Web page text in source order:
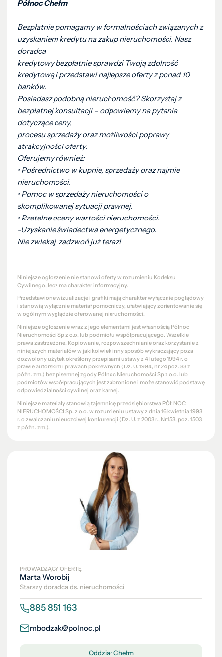
Północ Chełm
Bezpłatnie pomagamy w formalnościach związanych z
uzyskaniem kredytu na zakup nieruchomości. Nasz
doradca
kredytowy bezpłatnie sprawdzi Twoją zdolność
kredytową i przedstawi najlepsze oferty z ponad 10
banków.
Posiadasz podobną nieruchomość? Skorzystaj z
bezpłatnej konsultacji – odpowiemy na pytania
dotyczące ceny,
procesu sprzedaży oraz możliwości poprawy
atrakcyjności oferty.
Oferujemy również:
• Pośrednictwo w kupnie, sprzedaży oraz najmie
nieruchomości.
• Pomoc w sprzedaży nieruchomości o
skomplikowanej sytuacji prawnej.
• Rzetelne oceny wartości nieruchomości.
-Uzyskanie świadectwa energetycznego.
Nie zwlekaj, zadzwoń już teraz!
Niniejsze ogłoszenie nie stanowi oferty w rozumieniu Kodeksu
Cywilnego, lecz ma charakter informacyjny.
Przedstawione wizualizacje i grafiki mają charakter wyłącznie poglądowy
i stanowią wyłącznie materiał pomocniczy, ułatwiający zorientowanie się
w ogólnym wyglądzie oferowanej nieruchomości.
Niniejsze ogłoszenie wraz z jego elementami jest własnością Północ
Nieruchomości Sp z o.o. lub podmiotu współpracującego. Wszelkie
prawa zastrzeżone. Kopiowanie, rozpowszechnianie oraz korzystanie z
niniejszych materiałów w jakikolwiek inny sposób wykraczający poza
dozwolony użytek określony przepisami ustawy z 4 lutego 1994 r. o
prawie autorskim i prawach pokrewnych (Dz. U. 1994, nr 24 poz. 83 z
późn. zm.) bez pisemnej zgody Północ Nieruchomości Sp z o.o. lub
podmiotów współpracujących jest zabronione i może stanowić podstawę
odpowiedzialności cywilnej oraz karnej.
Niniejsze materiały stanowią tajemnicę przedsiębiorstwa PÓŁNOC
NIERUCHOMOŚCI Sp. z o.o. w rozumieniu ustawy z dnia 16 kwietnia 1993
r. o zwalczaniu nieuczciwej konkurencji (Dz. U. z 2003 r., Nr 153, poz. 1503
z późn. zm.).
PROWADZĄCY OFERTĘ
Marta Worobij
Starszy doradca ds. nieruchomości
885 851 163
mbodzak@polnoc.pl
Oddział Chełm